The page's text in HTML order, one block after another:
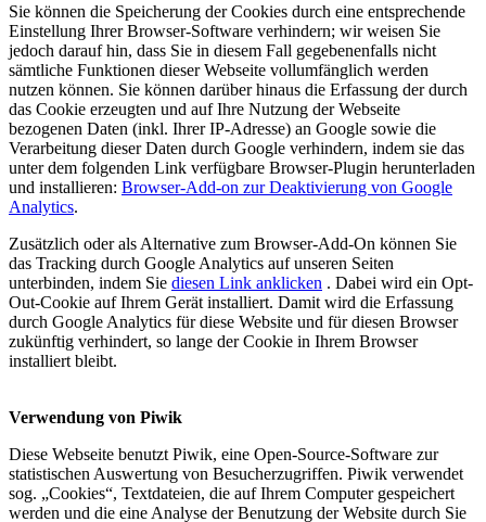
Sie können die Speicherung der Cookies durch eine entsprechende
Einstellung Ihrer Browser-Software verhindern; wir weisen Sie
jedoch darauf hin, dass Sie in diesem Fall gegebenenfalls nicht
sämtliche Funktionen dieser Webseite vollumfänglich werden
nutzen können. Sie können darüber hinaus die Erfassung der durch
das Cookie erzeugten und auf Ihre Nutzung der Webseite
bezogenen Daten (inkl. Ihrer IP-Adresse) an Google sowie die
Verarbeitung dieser Daten durch Google verhindern, indem sie das
unter dem folgenden Link verfügbare Browser-Plugin herunterladen
und installieren: Browser-Add-on zur Deaktivierung von Google
Analytics.
Zusätzlich oder als Alternative zum Browser-Add-On können Sie
das Tracking durch Google Analytics auf unseren Seiten
unterbinden, indem Sie diesen Link anklicken . Dabei wird ein Opt-
Out-Cookie auf Ihrem Gerät installiert. Damit wird die Erfassung
durch Google Analytics für diese Website und für diesen Browser
zukünftig verhindert, so lange der Cookie in Ihrem Browser
installiert bleibt.
Verwendung von Piwik
Diese Webseite benutzt Piwik, eine Open-Source-Software zur
statistischen Auswertung von Besucherzugriffen. Piwik verwendet
sog. „Cookies“, Textdateien, die auf Ihrem Computer gespeichert
werden und die eine Analyse der Benutzung der Website durch Sie